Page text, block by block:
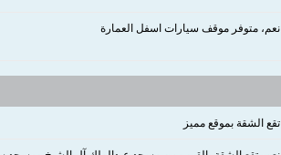
نعم، متوفر موقف سيارات اسفل العمارة
تقع الشقة بموقع مميز